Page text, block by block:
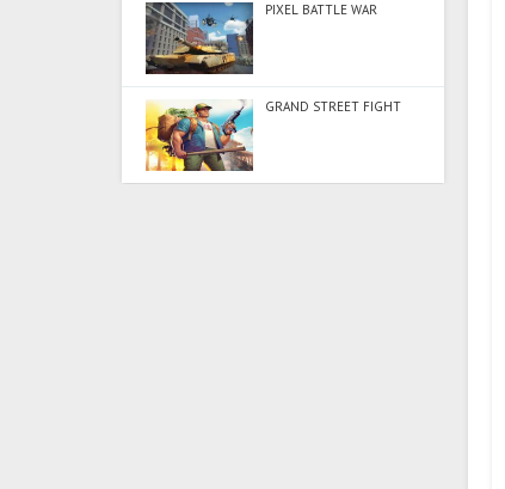
PIXEL BATTLE WAR
GRAND STREET FIGHT